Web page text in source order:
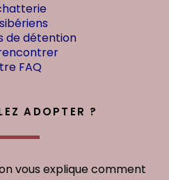
de détention
FAQ
ADOPTER ?
vous explique comment